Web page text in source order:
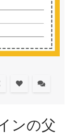
ンの父